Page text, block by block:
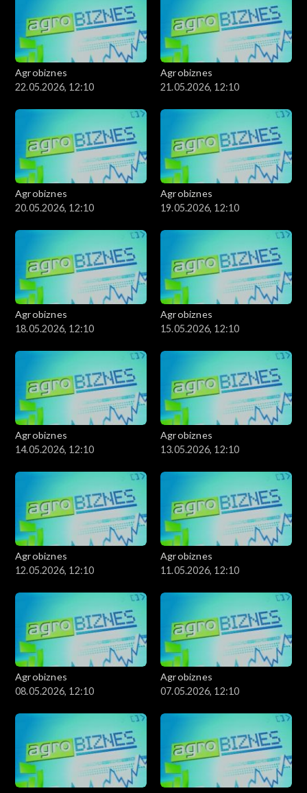
Agrobiznes
22.05.2026, 12:10
Agrobiznes
21.05.2026, 12:10
Agrobiznes
20.05.2026, 12:10
Agrobiznes
19.05.2026, 12:10
Agrobiznes
18.05.2026, 12:10
Agrobiznes
15.05.2026, 12:10
Agrobiznes
14.05.2026, 12:10
Agrobiznes
13.05.2026, 12:10
Agrobiznes
12.05.2026, 12:10
Agrobiznes
11.05.2026, 12:10
Agrobiznes
08.05.2026, 12:10
Agrobiznes
07.05.2026, 12:10